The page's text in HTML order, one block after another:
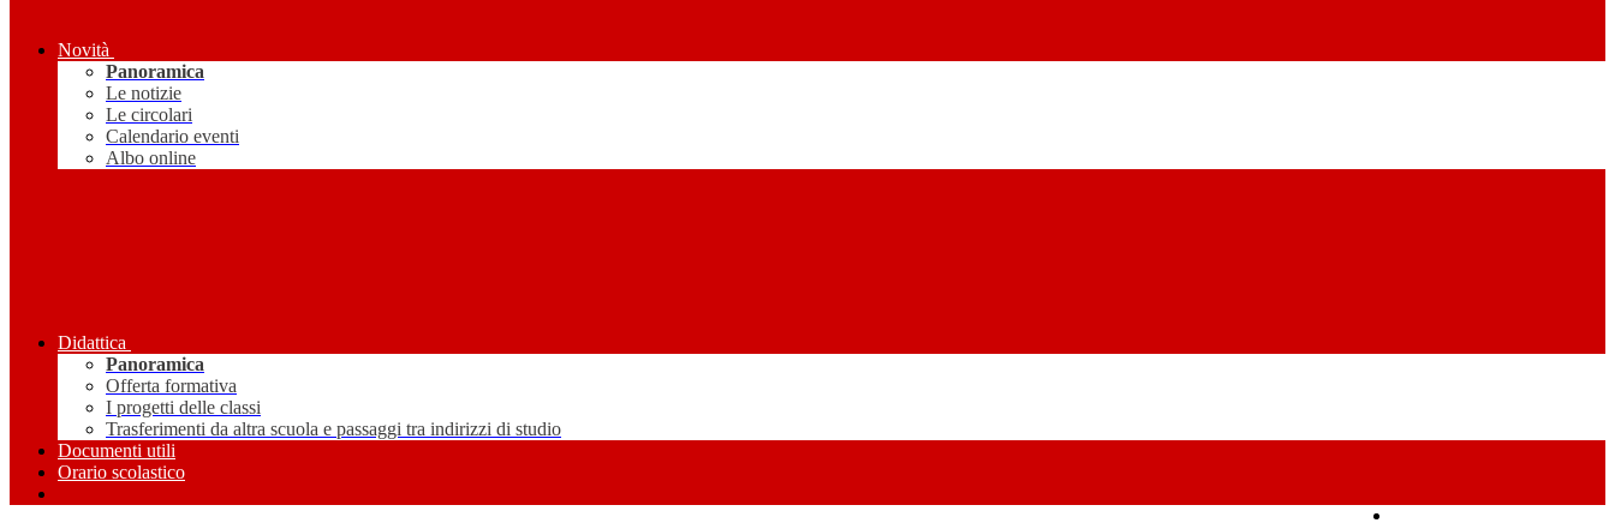
Novità
Panoramica
Le notizie
Le circolari
Calendario eventi
Albo online
Didattica
Panoramica
Offerta formativa
I progetti delle classi
Trasferimenti da altra scuola e passaggi tra indirizzi di studio
Documenti utili
Orario scolastico